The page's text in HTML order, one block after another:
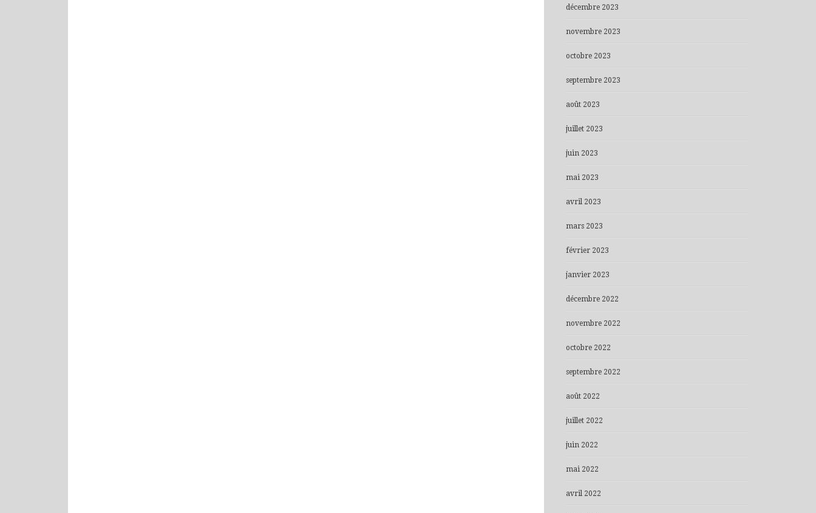
décembre 2023
novembre 2023
octobre 2023
septembre 2023
août 2023
juillet 2023
juin 2023
mai 2023
avril 2023
mars 2023
février 2023
janvier 2023
décembre 2022
novembre 2022
octobre 2022
septembre 2022
août 2022
juillet 2022
juin 2022
mai 2022
avril 2022